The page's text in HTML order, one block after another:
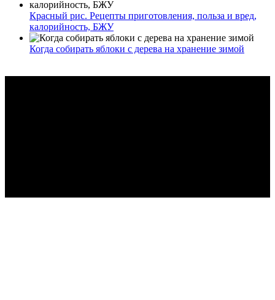
Красный рис. Рецепты приготовления, польза и вред,
калорийность, БЖУ
Когда собирать яблоки с дерева на хранение зимой